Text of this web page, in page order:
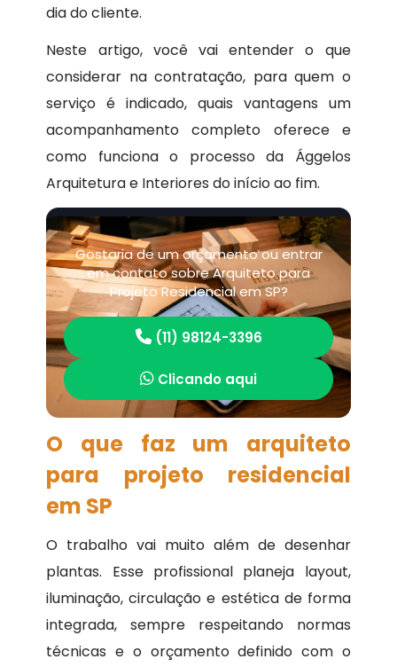
dia do cliente.
Neste artigo, você vai entender o que
considerar na contratação, para quem o
serviço é indicado, quais vantagens um
acompanhamento completo oferece e
como funciona o processo da Ággelos
Arquitetura e Interiores do início ao fim.
Gostaria de um orçamento ou entrar
em contato sobre Arquiteto para
Projeto Residencial em SP?
(11) 98124-3396
Clicando aqui
O que faz um arquiteto
para projeto residencial
em SP
O trabalho vai muito além de desenhar
plantas. Esse profissional planeja layout,
iluminação, circulação e estética de forma
integrada, sempre respeitando normas
técnicas e o orçamento definido com o